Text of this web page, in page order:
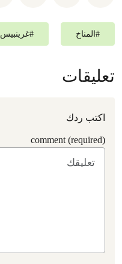
# المناخ #غرينبيس‎
تعليقات
اكتب ردك
comment (required)